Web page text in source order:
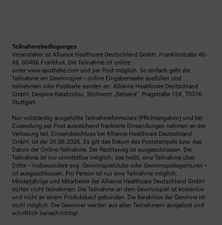
Teilnahmebedingungen
Veranstalter ist Alliance Healthcare Deutschland GmbH, Franklinstraße 46-
48, 60486 Frankfurt. Die Teilnahme ist online
unter www.apotheke.com und per Post möglich. So einfach geht die
Teilnahme am Gewinnspiel – online Eingabemaske ausfüllen und
teilnehmen oder Postkarte senden an: Alliance Healthcare Deutschland
GmbH, Despina Kalaitzidou, Stichwort „Belsana“, Pragstraße 154, 70376
Stuttgart.
Nur vollständig ausgefüllte Teilnahmeformulare (Pflichtangaben) und bei
Zusendung per Post ausreichend frankierte Einsendungen nehmen an der
Verlosung teil. Einsendeschluss bei Alliance Healthcare Deutschland
GmbH, ist der 26.06.2026. Es gilt das Datum des Poststempels bzw. das
Datum der Online-Teilnahme. Der Rechtsweg ist ausgeschlossen. Die
Teilnahme ist nur unmittelbar möglich; das heißt, eine Teilnahme über
Dritte – insbesondere sog. Gewinnspielclubs oder Gewinnspielagenturen –
ist ausgeschlossen. Pro Person ist nur eine Teilnahme möglich.
Minderjährige und Mitarbeiter der Alliance Healthcare Deutschland GmbH
dürfen nicht teilnehmen. Die Teilnahme an dem Gewinnspiel ist kostenlos
und nicht an einem Produktkauf gebunden. Die Barablöse der Gewinne ist
nicht möglich. Die Gewinner werden aus allen Teilnehmern ausgelost und
schriftlich benachrichtigt.